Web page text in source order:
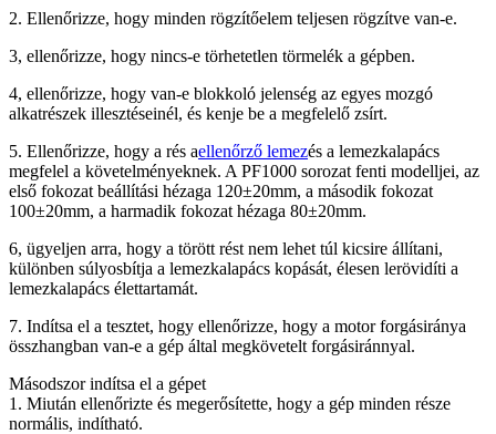
2. Ellenőrizze, hogy minden rögzítőelem teljesen rögzítve van-e.
3, ellenőrizze, hogy nincs-e törhetetlen törmelék a gépben.
4, ellenőrizze, hogy van-e blokkoló jelenség az egyes mozgó
alkatrészek illesztéseinél, és kenje be a megfelelő zsírt.
5. Ellenőrizze, hogy a rés aellenőrző lemezés a lemezkalapács
megfelel a követelményeknek. A PF1000 sorozat fenti modelljei, az
első fokozat beállítási hézaga 120±20mm, a második fokozat
100±20mm, a harmadik fokozat hézaga 80±20mm.
6, ügyeljen arra, hogy a törött rést nem lehet túl kicsire állítani,
különben súlyosbítja a lemezkalapács kopását, élesen lerövidíti a
lemezkalapács élettartamát.
7. Indítsa el a tesztet, hogy ellenőrizze, hogy a motor forgásiránya
összhangban van-e a gép által megkövetelt forgásiránnyal.
Másodszor indítsa el a gépet
1. Miután ellenőrizte és megerősítette, hogy a gép minden része
normális, indítható.